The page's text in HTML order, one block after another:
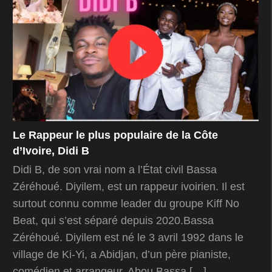
Le Rappeur le plus populaire de la Côte
d’Ivoire, Didi B
Didi B, de son vrai nom a l’État civil Bassa
Zéréhoué. Diyilem, est un rappeur ivoirien. Il est
surtout connu comme leader du groupe Kiff No
Beat, qui s’est séparé depuis 2020.Bassa
Zéréhoué. Diyilem est né le 3 avril 1992 dans le
village de Ki-Yi, a Abidjan, d’un père pianiste,